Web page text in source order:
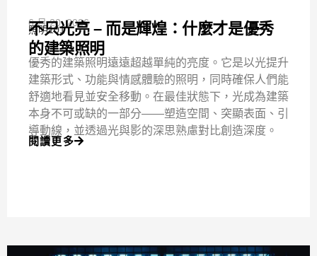
6 月 20, 2026
照明101
不只光亮 – 而是輝煌：什麼才是優秀
的建築照明
優秀的建築照明遠遠超越單純的亮度。它是以光提升
建築形式、功能與情感體驗的照明，同時確保人們能
舒適地看見並安全移動。在最佳狀態下，光成為建築
本身不可或缺的一部分——塑造空間、突顯表面、引
導動線，並透過光與影的深思熟慮對比創造深度。
閱讀更多